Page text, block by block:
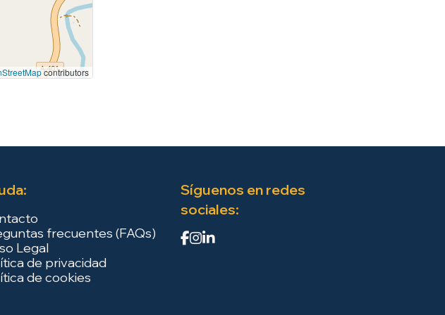
contributors
frecuentes (FAQs)
Legal
de privacidad
de cookies
Síguenos en redes
sociales: